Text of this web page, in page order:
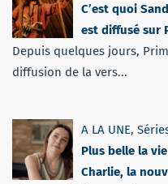
C’est quoi
est diffusé sur
Depuis quelques jours,
diffusion de la vers...
A LA UNE,
Plus belle la
Charlie, la